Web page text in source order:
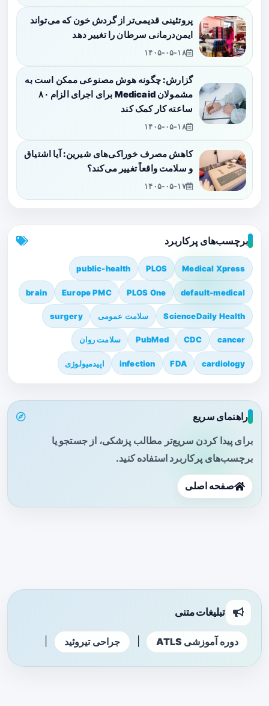
پروتئینی قدیمی‌تر از گردش خون که می‌تواند
ایمن‌درمانی سرطان را تغییر دهد
۱۴۰۵-۰۵-۱۸
گزارش: چگونه هوش مصنوعی ممکن است به
مشمولان Medicaid برای اجرای الزام ۸۰
ساعته کار کمک کند
۱۴۰۵-۰۵-۱۸
کاهش مصرف خوراکی‌های شیرین: آیا اشتیاق
و سلامت واقعاً تغییر می‌کند؟
۱۴۰۵-۰۵-۱۷
برچسب‌های پرکاربرد
Medical Xpress
PLOS
public-health
default-medical
PLOS One
Europe PMC
brain
ScienceDaily Health سلامت عمومی surgery
cancer
CDC
PubMed سلامت روان
cardiology
FDA
infection اپیدمیولوژی
راهنمای سریع
برای پیدا کردن سریع‌تر مطالب پزشکی، از جستجو یا
برچسب‌های پرکاربرد استفاده کنید.
صفحه اصلی
تبلیغات متنی
دوره آموزشی ATLS جراحی تیروئید